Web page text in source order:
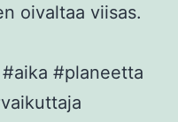
oivaltaa viisas.
#planeetta